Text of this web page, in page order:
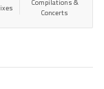
Concerts